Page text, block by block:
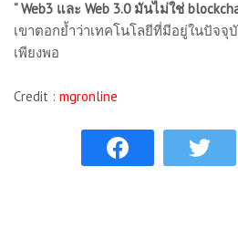
“ Web3 และ Web 3.0 มันไม่ใช่
เขาตอกย้ำว่าเทคโนโลยีที่มีอยู่ในปัจจุ
เพียงพอ
Credit : mgronline